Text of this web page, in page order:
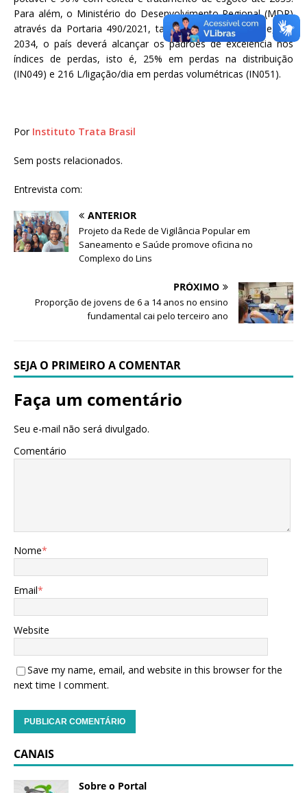
Para além, o Ministério do Desenvolvimento Regional (MDR)
através da Portaria 490/2021, também estabeleceu que, até
2034, o país deverá alcançar os padrões de excelência nos
índices de perdas, isto é, 25% em perdas na distribuição
(IN049) e 216 L/ligação/dia em perdas volumétricas (IN051).
Por Instituto Trata Brasil
Sem posts relacionados.
Entrevista com:
ANTERIOR
Projeto da Rede de Vigilância Popular em
Saneamento e Saúde promove oficina no
Complexo do Lins
PRÓXIMO
Proporção de jovens de 6 a 14 anos no ensino
fundamental cai pelo terceiro ano
SEJA O PRIMEIRO A COMENTAR
Faça um comentário
Seu e-mail não será divulgado.
Comentário
Nome*
Email*
Website
Save my name, email, and website in this browser for the
next time I comment.
CANAIS
Sobre o Portal